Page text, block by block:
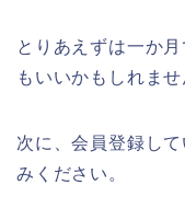
とりあえずは一か
もいいかもしれませ
次に、会員登録し
みください。